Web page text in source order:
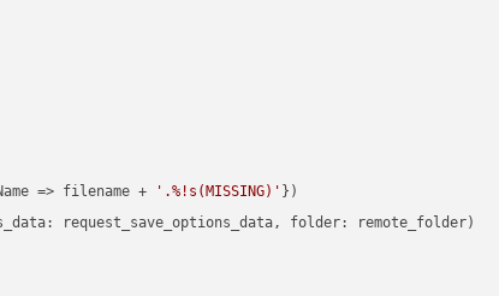
=> filename + '.%!s(MISSING)' })
request_save_options_data, folder: remote_folder)